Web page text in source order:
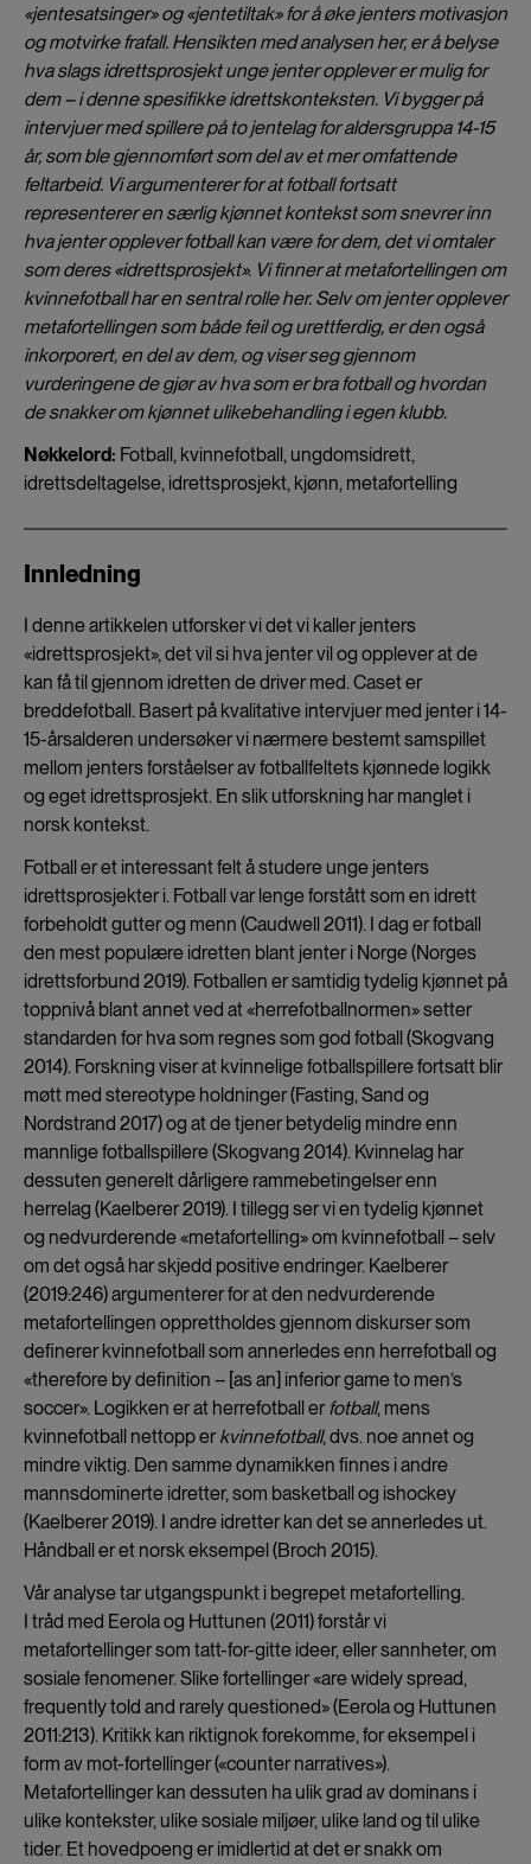
«jentesatsinger» og «jentetiltak» for å øke jenters motivasjon
og motvirke frafall. Hensikten med analysen her, er å belyse
hva slags idrettsprosjekt unge jenter opplever er mulig for
dem – i denne spesifikke idrettskonteksten. Vi bygger på
intervjuer med spillere på to jentelag for aldersgruppa 14-15
år, som ble gjennomført som del av et mer omfattende
feltarbeid. Vi argumenterer for at fotball fortsatt
representerer en særlig kjønnet kontekst som snevrer inn
hva jenter opplever fotball kan være for dem, det vi omtaler
som deres «idrettsprosjekt». Vi finner at metafortellingen om
kvinnefotball har en sentral rolle her. Selv om jenter opplever
metafortellingen som både feil og urettferdig, er den også
inkorporert, en del av dem, og viser seg gjennom
vurderingene de gjør av hva som er bra fotball og hvordan
de snakker om kjønnet ulikebehandling i egen klubb.
Nøkkelord: Fotball, kvinnefotball, ungdomsidrett,
idrettsdeltagelse, idrettsprosjekt, kjønn, metafortelling
Innledning
I denne artikkelen utforsker vi det vi kaller jenters
«idrettsprosjekt», det vil si hva jenter vil og opplever at de
kan få til gjennom idretten de driver med. Caset er
breddefotball. Basert på kvalitative intervjuer med jenter i 14-
15-årsalderen undersøker vi nærmere bestemt samspillet
mellom jenters forståelser av fotballfeltets kjønnede logikk
og eget idrettsprosjekt. En slik utforskning har manglet i
norsk kontekst.
Fotball er et interessant felt å studere unge jenters
idrettsprosjekter i. Fotball var lenge forstått som en idrett
forbeholdt gutter og menn (Caudwell 2011). I dag er fotball
den mest populære idretten blant jenter i Norge (Norges
idrettsforbund 2019). Fotballen er samtidig tydelig kjønnet på
toppnivå blant annet ved at «herrefotballnormen» setter
standarden for hva som regnes som god fotball (Skogvang
2014). Forskning viser at kvinnelige fotballspillere fortsatt blir
møtt med stereotype holdninger (Fasting, Sand og
Nordstrand 2017) og at de tjener betydelig mindre enn
mannlige fotballspillere (Skogvang 2014). Kvinnelag har
dessuten generelt dårligere rammebetingelser enn
herrelag (Kaelberer 2019). I tillegg ser vi en tydelig kjønnet
og nedvurderende «metafortelling» om kvinnefotball – selv
om det også har skjedd positive endringer. Kaelberer
(2019:246) argumenterer for at den nedvurderende
metafortellingen opprettholdes gjennom diskurser som
definerer kvinnefotball som annerledes enn herrefotball og
«therefore by definition – [as an] inferior game to men’s
soccer». Logikken er at herrefotball erfotball, mens
kvinnefotball nettopp erkvinnefotball, dvs. noe annet og
mindre viktig. Den samme dynamikken finnes i andre
mannsdominerte idretter, som basketball og ishockey
(Kaelberer 2019). I andre idretter kan det se annerledes ut.
Håndball er et norsk eksempel (Broch 2015).
Vår analyse tar utgangspunkt i begrepet metafortelling.
I tråd med Eerola og Huttunen (2011) forstår vi
metafortellinger som tatt-for-gitte ideer, eller sannheter, om
sosiale fenomener. Slike fortellinger «are widely spread,
frequently told and rarely questioned» (Eerola og Huttunen
2011:213). Kritikk kan riktignok forekomme, for eksempel i
form av mot-fortellinger («counter narratives»).
Metafortellinger kan dessuten ha ulik grad av dominans i
ulike kontekster, ulike sosiale miljøer, ulike land og til ulike
tider. Et hovedpoeng er imidlertid at det er snakk om